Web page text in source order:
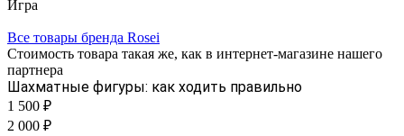
Игра
Все товары бренда Rosei
Стоимость товара такая же, как в интернет-магазине нашего
партнера
Шахматные фигуры: как ходить правильно
1 500 ₽
2 000 ₽